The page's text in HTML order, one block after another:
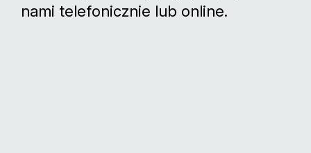
nami telefonicznie lub online.